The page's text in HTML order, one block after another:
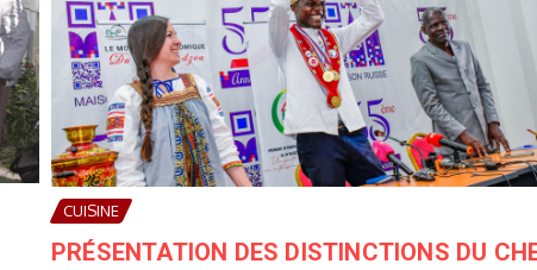
CUISINE
PRÉSENTATION DES DISTINCTIONS DU